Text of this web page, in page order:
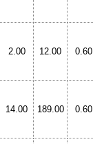
2.00 12.00 0.60
14.00 189.00 0.60